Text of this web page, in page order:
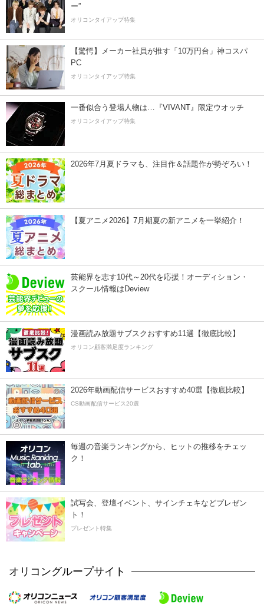
ー”
オリコンタイアップ特集
【驚愕】メーカー社員が推す「10万円台」神コスパ
PC
オリコンタイアップ特集
一番似合う登場人物は…『VIVANT』限定ウオッチ
オリコンタイアップ特集
2026年7月夏ドラマも、注目作＆話題作が勢ぞろい！
【夏アニメ2026】7月期夏の新アニメを一挙紹介！
芸能界を志す10代～20代を応援！オーディション・
スクール情報はDeview
漫画読み放題サブスクおすすめ11選【徹底比較】
オリコン顧客満足度ランキング
2026年動画配信サービスおすすめ40選【徹底比較】
CS動画配信サービス20選
毎週の音楽ランキングから、ヒットの推移をチェッ
ク！
試写会、登壇イベント、サインチェキなどプレゼン
ト！
プレゼント特集
オリコングループサイト